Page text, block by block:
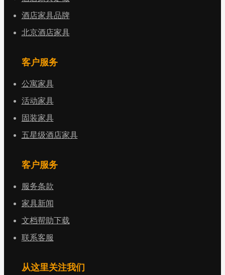
酒店家具品牌
北京酒店家具
客户服务
公寓家具
活动家具
固装家具
五星级酒店家具
客户服务
服务条款
家具新闻
文档帮助下载
联系客服
从这里关注我们